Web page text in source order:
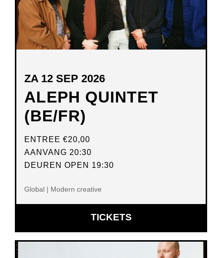
ALEPH QUINTET
(BE/FR)
ZA 12 SEP 2026
ENTREE €20,00
AANVANG 20:30
DEUREN OPEN 19:30
Global | Modern creative
TICKETSOPENT
IN
NIEUW